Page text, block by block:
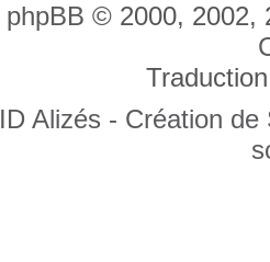
phpBB © 2000, 2002,
ID Alizés - Création